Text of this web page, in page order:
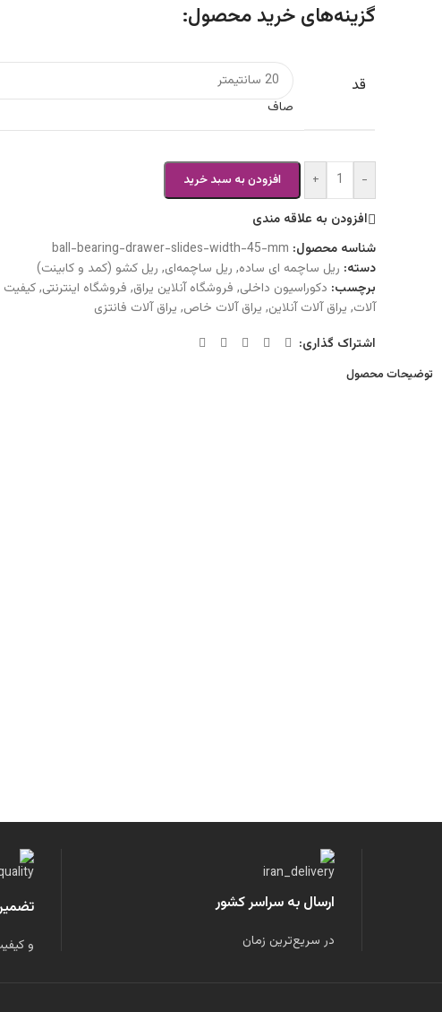
گزینه‌های خرید محصول:
قد
صاف
-
+ افزودن به سبد خرید
افزودن به علاقه مندی
شناسه محصول: ball-bearing-drawer-slides-width-45-mm
دسته: ریل ساچمه ای ساده, ریل ساچمه‌ای, ریل کشو (کمد و کابینت)
برچسب: دکوراسیون داخلی, فروشگاه آنلاین یراق, فروشگاه اینترنتی,کیفیت
آلات, یراق آلات آنلاین, یراق آلات خاص, یراق آلات فانتزی
اشتراک گذاری:
توضیحات محصول
ارسال به سراسر کشور
در سریع‌ترین زمان و